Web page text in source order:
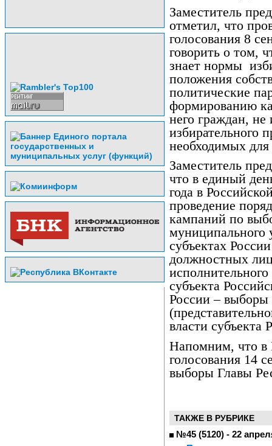
Заместитель
отметил, что
голосования 8
говорить о том,
знает нормы
положения
политические
формированию
него граждан,
избирательного
необходимых
Заместитель
что в единый
года в
проведение
кампаний по
муниципального
субъектах
должностных
исполнительного
субъекта
России – выборы
власти субъекта
Напомним, что в
голосования 14
выборы Главы
ТАКЖЕ В РУБРИКЕ
№45 (5120) - 22